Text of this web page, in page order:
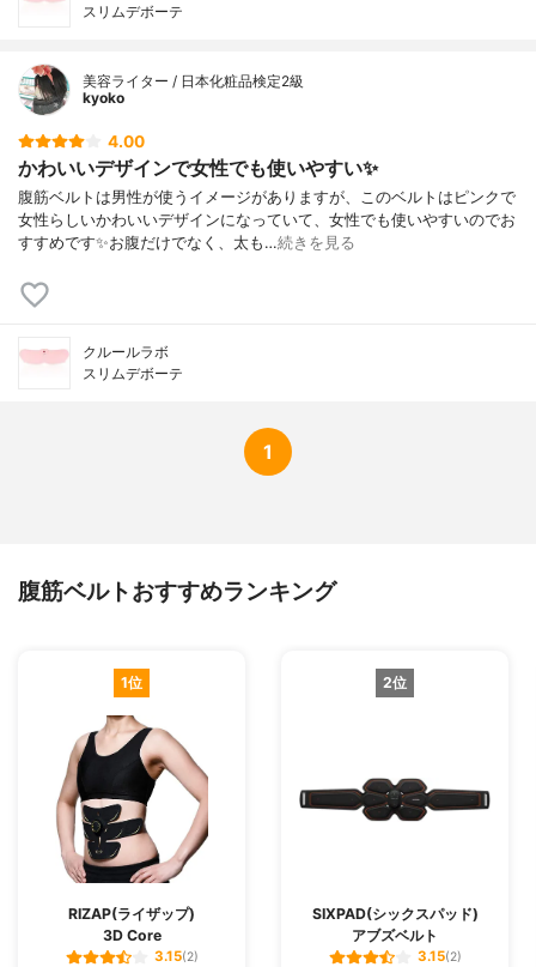
スリムデボーテ
美容ライター / 日本化粧品検定2級
kyoko
4.00
かわいいデザインで女性でも使いやすい✨
腹筋ベルトは男性が使うイメージがありますが、このベルトはピンクで
女性らしいかわいいデザインになっていて、女性でも使いやすいのでお
すすめです✨お腹だけでなく、太も…続きを見る
クルールラボ
スリムデボーテ
1
腹筋ベルトおすすめランキング
1位
RIZAP(ライザップ)
3D Core
3.15(2)
2位
SIXPAD(シックスパッド)
アブズベルト
3.15(2)